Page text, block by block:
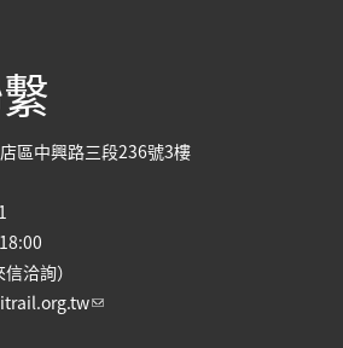
區中興路三段236號3樓
external)
洽詢）
(link sends e-mail)